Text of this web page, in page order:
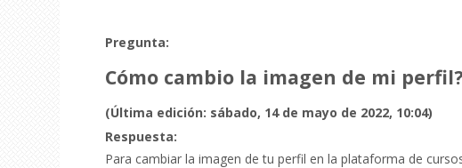
Pregunta:
Cómo cambio la imagen de mi
(Última edición: sábado, 14 de mayo de 2022, 10:04)
Respuesta:
Para cambiar la imagen de tu perfil en la plataforma de